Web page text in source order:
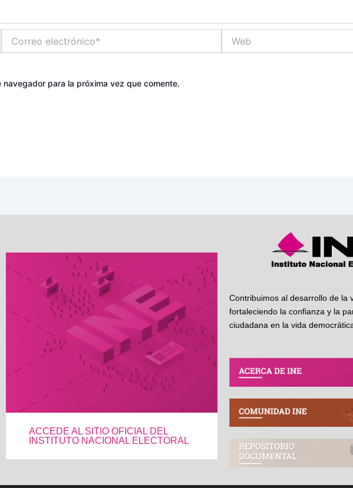
electrónico*
para la próxima vez que comente.
ACCEDE AL SITIO OFICIAL DEL
INSTITUTO NACIONAL ELECTORAL
Contribuimos al desarrollo de la
fortaleciendo la confianza y la
ciudadana en la vida